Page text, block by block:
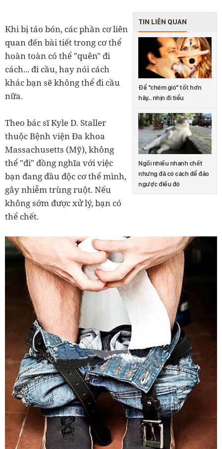
TIN LIÊN QUAN
Để "chém gió" tốt hơn
hãy... nhịn đi tiểu
Ngồi nhiều nhanh chết
nhưng đã có cách để đảo
ngược điều đó
Khi bị táo bón, các phần cơ liên
quan đến bài tiết trong cơ thể
hoàn toàn có thể "quên" đi
cách... đi cầu, hay nói cách
khác bạn sẽ không thể đi cầu
nữa.
Theo bác sĩ Kyle D. Staller
thuộc Bệnh viện Đa khoa
Massachusetts (Mỹ), không
thể "đi" đồng nghĩa với việc
bạn đang đầu độc cơ thể mình,
gây nhiễm trùng ruột. Nếu
không sớm được xử lý, bạn có
thể chết.